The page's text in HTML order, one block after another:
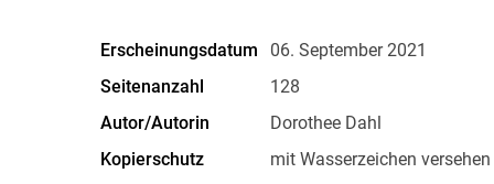
Erscheinungsdatum 06. September 2021
Seitenanzahl
128
Autor/Autorin
Dorothee Dahl
Kopierschutz
mit Wasserzeichen versehen